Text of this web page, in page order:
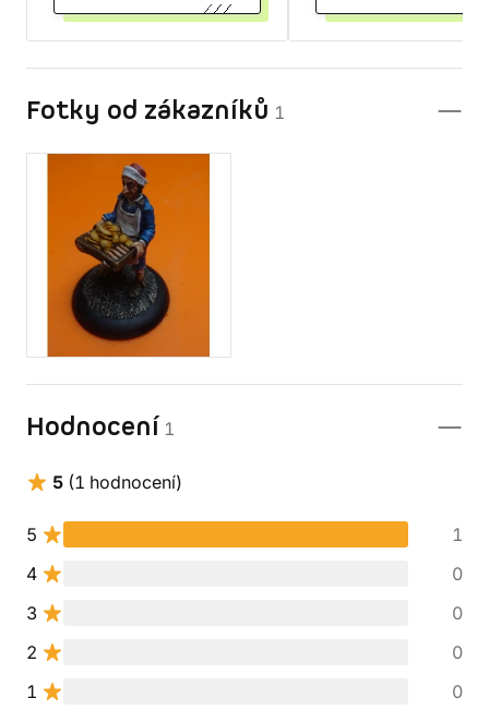
Fotky od zákazníků 1
Hodnocení 1
5 (1 hodnocení)
5
1
4
0
3
0
2
0
1
0